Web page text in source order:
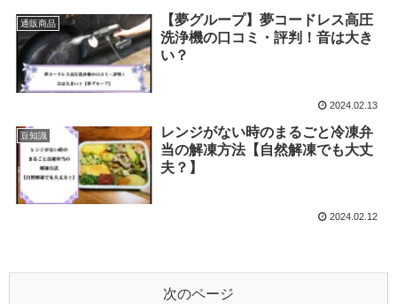
通販商品
【夢グループ】夢コードレス高圧
洗浄機の口コミ・評判！音は大き
い？
2024.02.13
豆知識
レンジがない時のまるごと冷凍弁
当の解凍方法【自然解凍でも大丈
夫？】
2024.02.12
次のページ